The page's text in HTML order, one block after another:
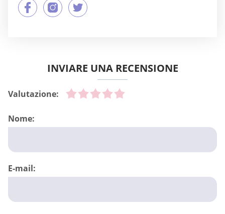
INVIARE UNA RECENSIONE
Valutazione:
Nome:
E-mail: